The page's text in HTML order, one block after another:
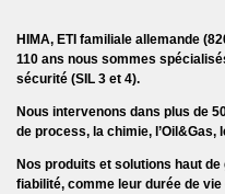
HIMA, ETI familiale allemande
110 ans nous sommes
sécurité (SIL 3 et 4).
Nous intervenons dans plus de
de process, la chimie,
Nos produits et solutions haut
fiabilité, comme leur durée de